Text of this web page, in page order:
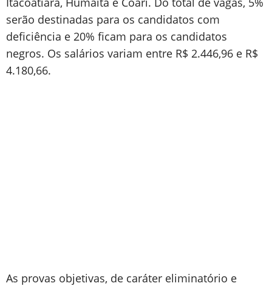
serão destinadas para os candidatos com
deficiência e 20% ficam para os candidatos
negros. Os salários variam entre R$ 2.446,96 e R$
4.180,66.
As provas objetivas, de caráter eliminatório e